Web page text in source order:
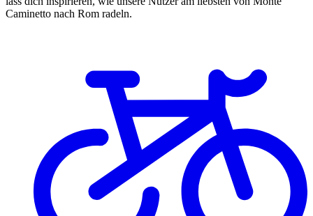
Caminetto nach Rom radeln.